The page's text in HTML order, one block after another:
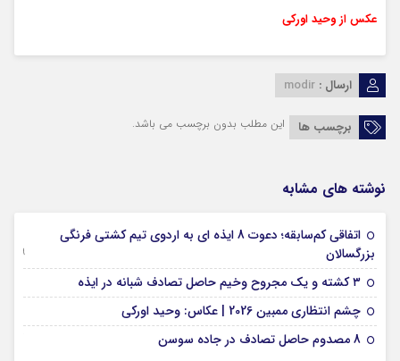
عکس از وحید اورکی
ارسال : modir
برچسب ها این مطلب بدون برچسب می باشد.
نوشته های مشابه
اتفاقی کم‌سابقه؛ دعوت 8 ایذه ای به اردوی تیم کشتی فرنگی
بزرگسالان
09 جولای 2026
۳ کشته و یک مجروح وخیم حاصل تصادف شبانه در ایذه
چشم انتظاری ممبین 2026 | عکاس: وحید اورکی
8 مصدوم حاصل تصادف در جاده سوسن